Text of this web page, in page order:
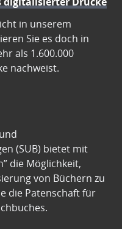
in unserem
Sie es doch in
als 1.600.000
nachweist.
(SUB) bietet mit
die Möglichkeit,
von Büchern zu
die Patenschaft für